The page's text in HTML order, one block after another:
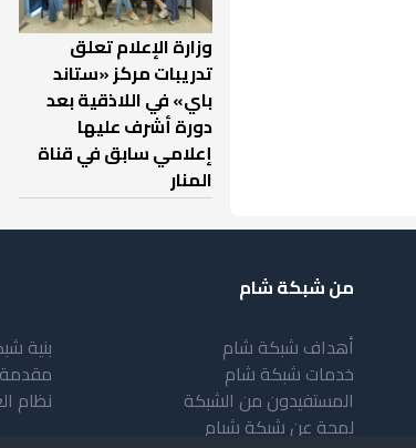
وزارة الإعلام تعلق
تدريبات مركز «ستاند
باي» في اللاذقية بعد
دورة أشرف عليها
إعلامي سابق في قناة
المنار
من شبكة شام
أهداف شبكة شام
خدمات شبكة شام
المستفيدون من الشبكة
لمحة عن شبكة شبام
بنية
نظام